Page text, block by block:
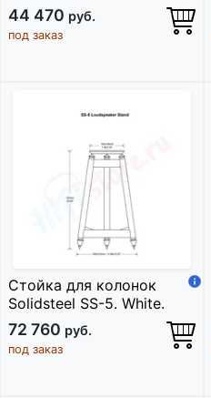
44 470 руб.
под заказ
Стойка для колонок
Solidsteel SS-5. White.
72 760 руб.
под заказ